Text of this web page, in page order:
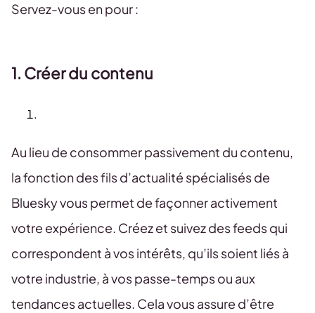
Servez-vous en pour :
1. Créer du contenu
Au lieu de consommer passivement du contenu,
la fonction des fils d’actualité spécialisés de
Bluesky vous permet de façonner activement
votre expérience. Créez et suivez des feeds qui
correspondent à vos intérêts, qu’ils soient liés à
votre industrie, à vos passe-temps ou aux
tendances actuelles. Cela vous assure d’être